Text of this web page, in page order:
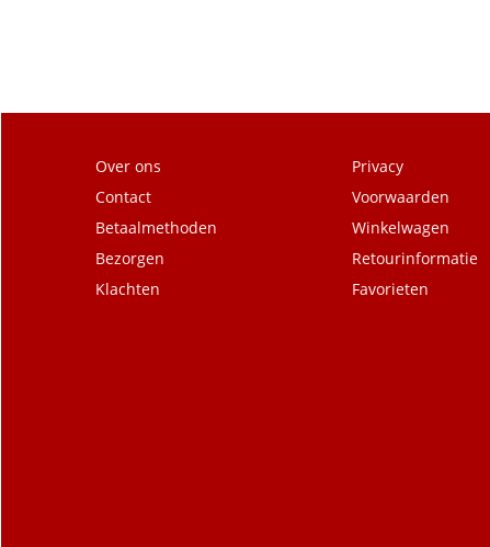
Over ons
Contact
Betaalmethoden
Bezorgen
Klachten
Privacy
Voorwaarden
Winkelwagen
Retourinformatie
Favorieten